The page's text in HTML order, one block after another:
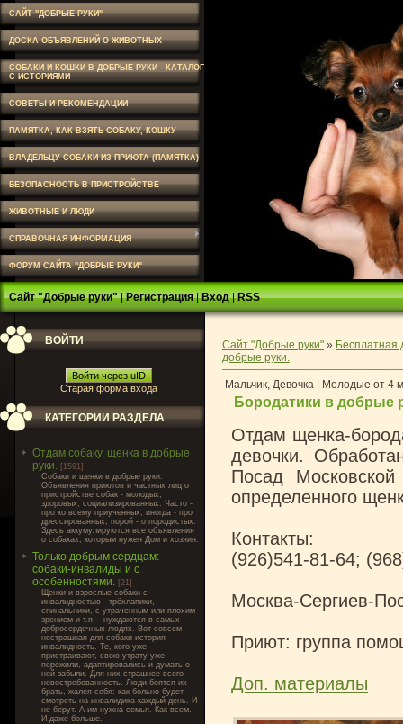
САЙТ "ДОБРЫЕ РУКИ"
ДОСКА ОБЪЯВЛЕНИЙ О ЖИВОТНЫХ
СОБАКИ И КОШКИ В ДОБРЫЕ РУКИ - КАТАЛОГ
С ИСТОРИЯМИ
СОВЕТЫ И РЕКОМЕНДАЦИИ
ПАМЯТКА, КАК ВЗЯТЬ СОБАКУ, КОШКУ
ВЛАДЕЛЬЦУ СОБАКИ ИЗ ПРИЮТА (ПАМЯТКА)
БЕЗОПАСНОСТЬ В ПРИСТРОЙСТВЕ
ЖИВОТНЫЕ И ЛЮДИ
СПРАВОЧНАЯ ИНФОРМАЦИЯ
ФОРУМ САЙТА "ДОБРЫЕ РУКИ"
Сайт "Добрые руки"|Регистрация|Вход|RSS
ВОЙТИ
Войти через uID
Старая форма входа
КАТЕГОРИИ РАЗДЕЛА
Отдам собаку, щенка в добрые
руки. [1591]
Cобаки и щенки в добрые руки.
Объявления приютов и частных лиц о
пристройстве собак - молодых,
здоровых, социализированных. Часто -
про ко всему приученных, иногда - про
дрессированных, порой - о породистых.
Здесь аккумулируются все объявления
о собаках, которым нужен Дом и хозяин.
Только добрым сердцам:
собаки-инвалиды и с
особенностями. [21]
Щенки и взрослые собаки с
инвалидностью - трёхлапики,
спинальники, с утраченным или плохим
зрением и т.п. - нуждаются в самых
добросердечных людях. Вот совсем
нестрашная для собаки история -
инвалидность. Те, кого уже
пристраивают, свою утрату уже
пережили, адаптировались и думать о
ней забыли. Для них страшнее всего
невостребованность. Люди боятся их
брать, жалея себя: как больно будет
смотреть на инвалидика каждый день. И
не берут. А им нужна семья. Как всем.
И даже больше.
Сайт "Добрые руки" » Бесплатная
добрые руки.
Мальчик, Девочка | Молодые от 4
Бородатики в добрые
Отдам щенка-
девочки.
Посад
определенного
Контакты:
(926)541-81-64;
Москва-Сергиев-
Приют: группа
Доп. материалы